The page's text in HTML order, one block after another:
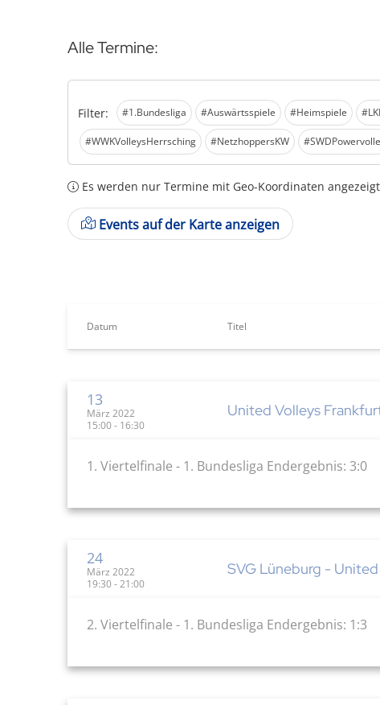
Alle Termine:
Filter: #1.Bundesliga #Auswärtsspiele #Heimspiele
#WWKVolleysHerrsching #NetzhoppersKW
Es werden nur Termine mit Geo-Koordinaten
Events auf der Karte anzeigen
Datum Titel
13
März 2022
15:00 - 16:30
United Volleys
1. Viertelfinale - 1. Bundesliga Endergebnis: 3:0
24
März 2022
19:30 - 21:00
SVG Lüneburg -
2. Viertelfinale - 1. Bundesliga Endergebnis: 1:3